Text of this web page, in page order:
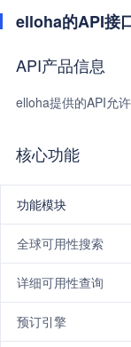
elloha的API接
API产品信息
elloha提供的API允
核心功能
功能模块
全球可用性搜索
详细可用性查询
预订引擎